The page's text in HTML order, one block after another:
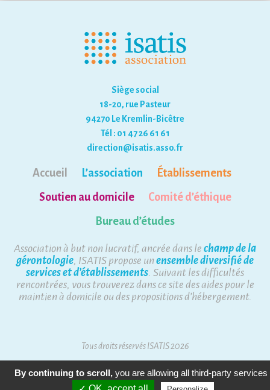
Siège social
18-20, rue Pasteur
94270 Le Kremlin-Bicêtre
Tél : 01 47 26 61 61
direction@isatis.asso.fr
Accueil L’association
Établissements
Soutien au domicile
Comité d’éthique
Bureau d’études
Association à but non lucratif, ancrée dans le champ de la
gérontologie, ISATIS propose un ensemble diversifié de
services et d’établissements. Suivant les difficultés
rencontrées, vous trouverez dans ce site des aides pour le
maintien à domicile ou des propositions d’hébergement.
Tous droits réservés ISATIS 2026
By continuing to scroll, you are allowing all third-party services